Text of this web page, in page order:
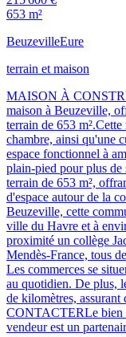
653 m²
BeuzevilleEure
terrain et maison
MAISON À
maison à Beuzeville,
terrain de 653
chambre, ainsi qu'une
espace fonctionnel à
plain-pied pour plus
terrain de 653 m²,
d'espace autour de la
Beuzeville, cette
ville du Havre et à
proximité un collège
Mendès-France, tous
Les commerces se
au quotidien. De plus,
de kilomètres,
CONTACTERLe bien
vendeur est un